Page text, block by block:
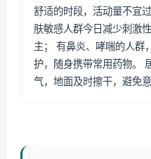
舒适的时段，活动量不宜
肤敏感人群今日减少刺激
主； 有鼻炎、哮喘的人群
护，随身携带常用药物。
气，地面及时擦干，避免意